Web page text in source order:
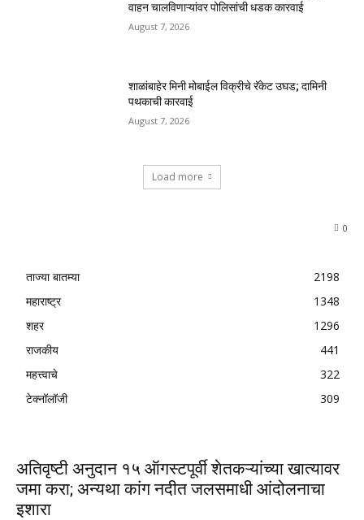
वाहन चालविणाऱ्यांवर पोलिसांची धडक कारवाई
August 7, 2026
शाळांबाहेर मिनी मोबाईल विक्रीचे रॅकेट उघड; दामिनी
पथकाची कारवाई
August 7, 2026
Load more
0
ताज्या बातम्या
2198
महाराष्ट्र
1348
शहर
1296
राजकीय
441
महत्त्वाचे
322
टेक्नॉलॉजी
309
अतिवृष्टी अनुदान १५ ऑगस्टपूर्वी शेतकऱ्यांच्या खात्यावर
जमा करा; अन्यथा कांग नदीत जलसमाधी आंदोलनाचा
इशारा